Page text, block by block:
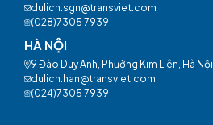
dulich.sgn@transviet.com
(028)7305 7939
HÀ NỘI
9 Đào Duy Anh, Phường Kim Liên, Hà Nội
dulich.han@transviet.com
(024)7305 7939